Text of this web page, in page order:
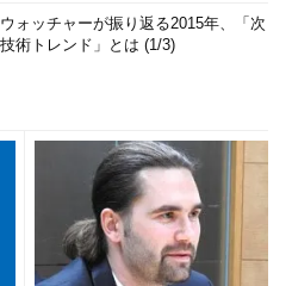
ォッチャーが振り返る2015年、「次
技術トレンド」とは (1/3)